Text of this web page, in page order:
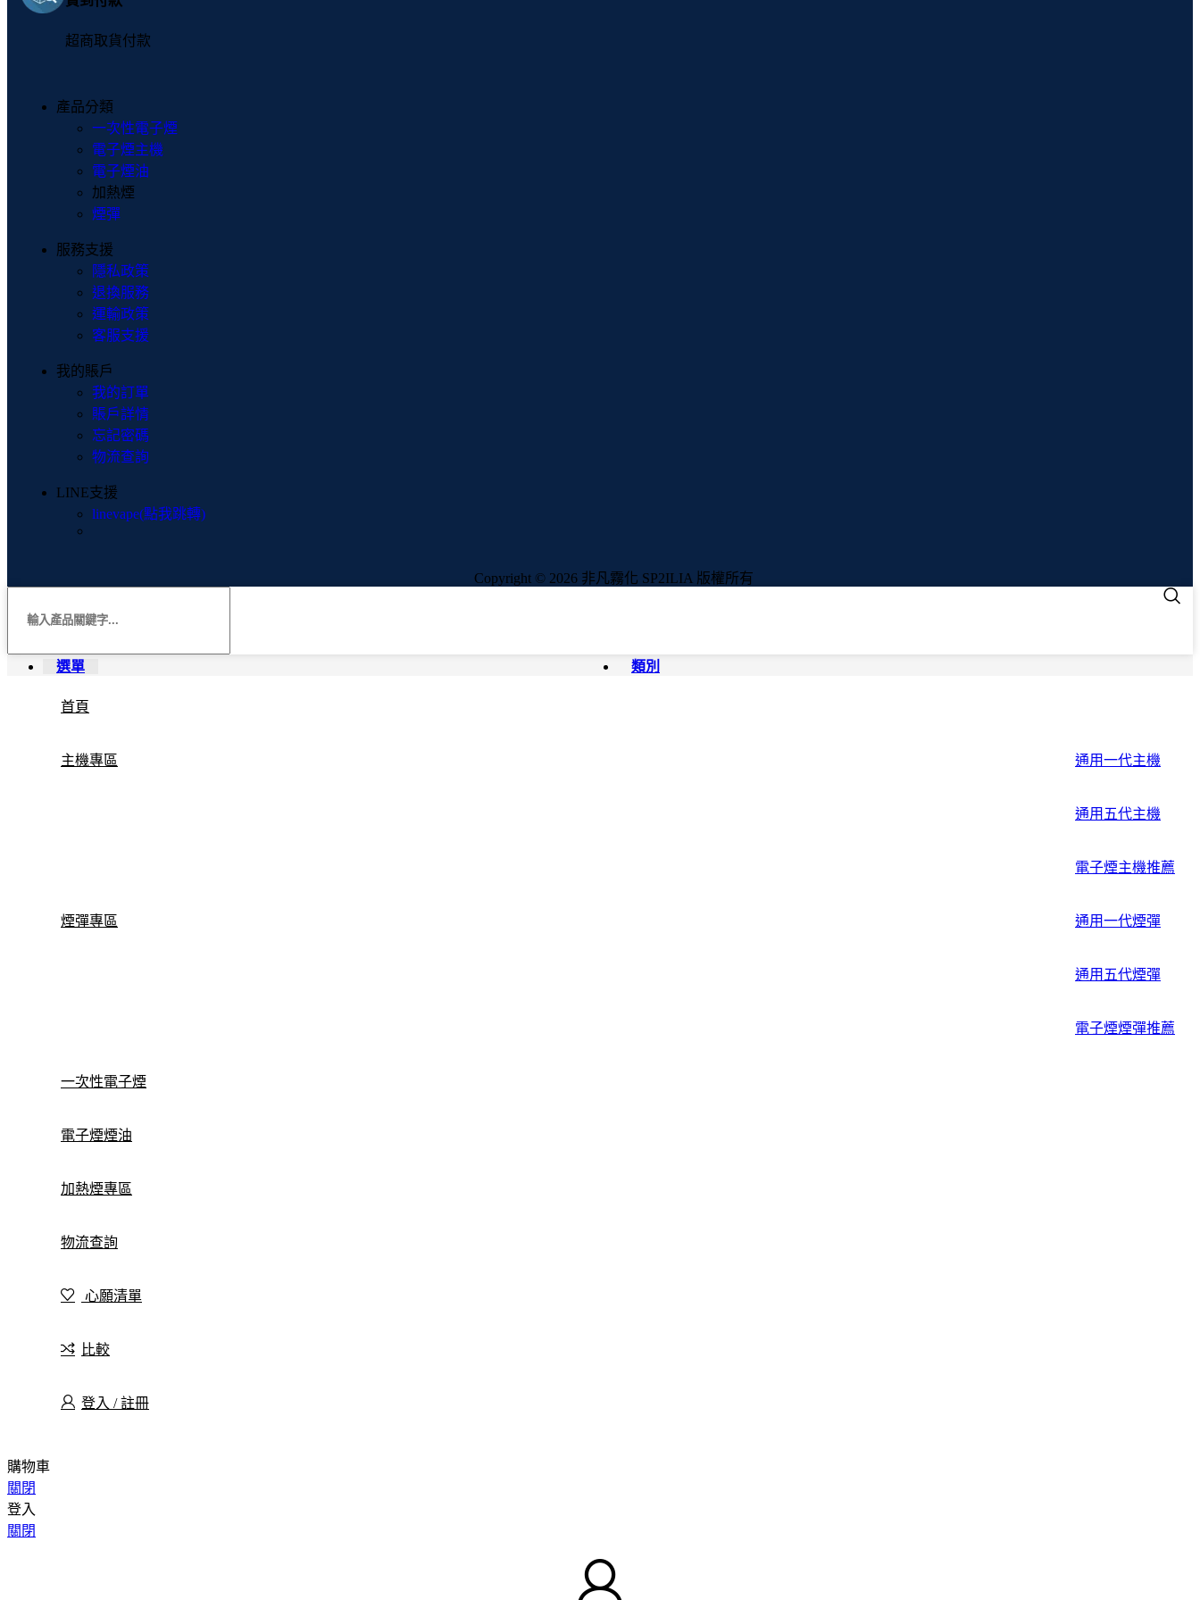
超商取貨付款
產品分類
一次性電子煙
電子煙主機
電子煙油
加熱煙
煙彈
服務支援
隱私政策
退換服務
運輸政策
客服支援
我的賬戶
我的訂單
賬戶詳情
忘記密碼
物流查詢
LINE支援
linevape(點我跳轉)
Copyright © 2026 非凡霧化 SP2ILIA 版權所有
選單 類別
首頁
主機專區 通用一代主機
通用五代主機
電子煙主機推薦
煙彈專區 通用一代煙彈
通用五代煙彈
電子煙煙彈推薦
一次性電子煙
電子煙煙油
加熱煙專區
物流查詢
心願清單
比較
登入 / 註冊
購物車
關閉
登入
關閉